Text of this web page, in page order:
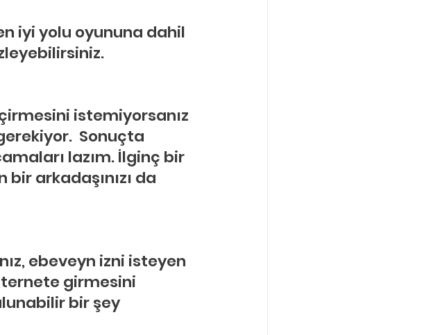
iyi yolu oyununa dahil
istemiyorsanız
Sonuçta
lazım. İlginç bir
arkadaşınızı da
ebeveyn izni isteyen
girmesini
bir şey